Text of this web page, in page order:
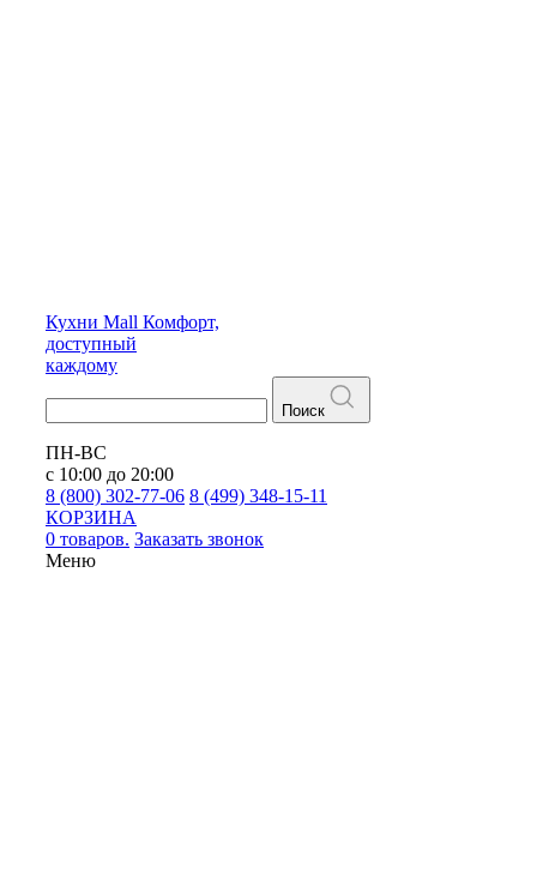
Кухни Mall Комфорт,
доступный
каждому
Поиск
ПН-ВС
с 10:00 до 20:00
8 (800) 302-77-06 8 (499) 348-15-11
КОРЗИНА
0 товаров. Заказать звонок
Меню